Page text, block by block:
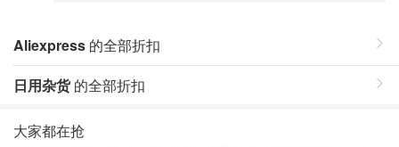
Aliexpress 的全部折扣
日用杂货的全部折扣
大家都在抢